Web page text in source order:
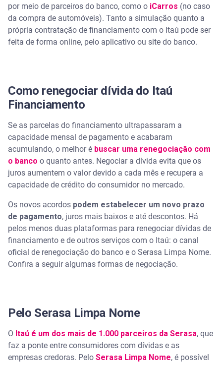
por meio de parceiros do banco, como o iCarros (no caso
da compra de automóveis). Tanto a simulação quanto a
própria contratação de financiamento com o Itaú pode ser
feita de forma online, pelo aplicativo ou site do banco.
Como renegociar dívida do Itaú
Financiamento
Se as parcelas do financiamento ultrapassaram a
capacidade mensal de pagamento e acabaram
acumulando, o melhor é buscar uma renegociação com
o banco o quanto antes. Negociar a dívida evita que os
juros aumentem o valor devido a cada mês e recupera a
capacidade de crédito do consumidor no mercado.
Os novos acordos podem estabelecer um novo prazo
de pagamento, juros mais baixos e até descontos. Há
pelos menos duas plataformas para renegociar dívidas de
financiamento e de outros serviços com o Itaú: o canal
oficial de renegociação do banco e o Serasa Limpa Nome.
Confira a seguir algumas formas de negociação.
Pelo Serasa Limpa Nome
O Itaú é um dos mais de 1.000 parceiros da Serasa, que
faz a ponte entre consumidores com dívidas e as
empresas credoras. Pelo Serasa Limpa Nome, é possível